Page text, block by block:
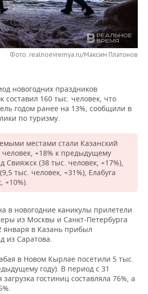
Фото: realnoevremya.ru/Максим Платонов
новогодних праздников
составил 160 тыс. человек, что
годом ранее на 13%, сообщили в
по туризму.
местами стали Казанский
человек, +18% к предыдущему
Свияжск (38 тыс. человек, +17%),
тыс. человек, +31%), Елабуга
+10%).
в новогодние каникулы прилетели
из Москвы и Санкт-Петербурга
января в Казань прибыл
из Саратова.
в Новом Кырлае посетили 5 тыс.
году). В период с 31
гостиниц составляла 76%, а